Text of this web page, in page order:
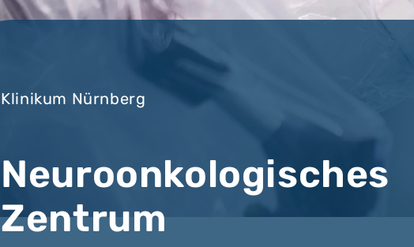
Klinikum Nürnberg
Neuroonkologisches
Zentrum